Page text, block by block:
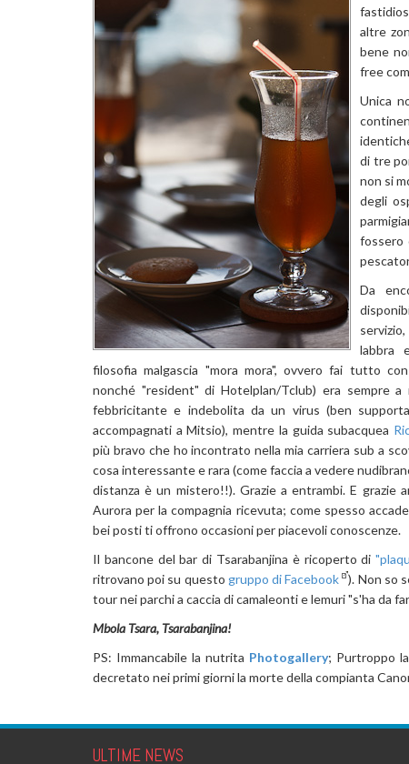
altre
bene
free
Unica
di tre
non si
degli
fossero
Da
labbra
filosofia malgascia "mora mora", ovvero fai tutto
nonché "resident" di Hotelplan/Tclub) era sempre a
febbricitante e indebolita da un virus (ben
accompagnati a Mitsio), mentre la guida subacquea
più bravo che ho incontrato nella mia carriera sub a
cosa interessante e rara (come faccia a vedere
distanza è un mistero!!). Grazie a entrambi. E grazie
Aurora per la compagnia ricevuta; come spesso
bei posti ti offrono occasioni per piacevoli conoscenze.
Il bancone del bar di Tsarabanjina è ricoperto di
ritrovano poi su questo gruppo di Facebook
). Non so
tour nei parchi a caccia di camaleonti e lemuri "s'ha da
Mbola Tsara, Tsarabanjina!
PS: Immancabile la nutrita Photogallery; Purtroppo
decretato nei primi giorni la morte della compianta
ULTIME NEWS